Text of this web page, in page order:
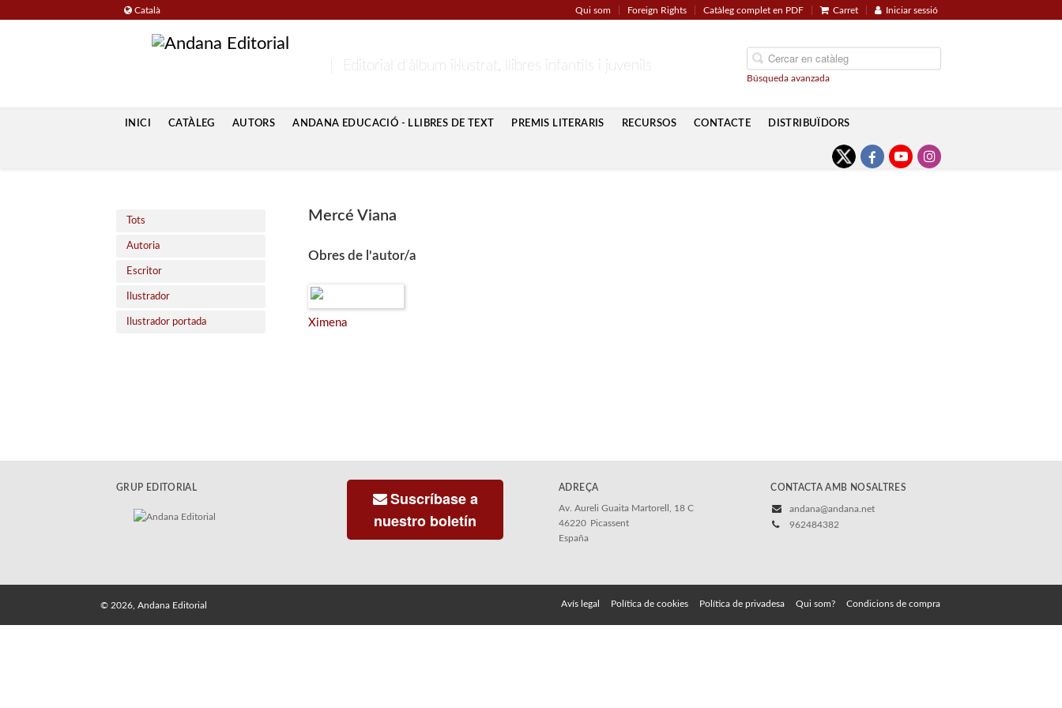
Català Qui som Foreign Rights Catàleg complet en PDF Carret Iniciar sessió
Editorial d'àlbum il·lustrat, llibres infantils i juvenils
Búsqueda avanzada
INICI CATÀLEG AUTORS ANDANA EDUCACIÓ - LLIBRES DE TEXT PREMIS LITERARIS RECURSOS CONTACTE DISTRIBUÏDORS
Tots
Autoria
Escritor
Ilustrador
Ilustrador portada
Mercé Viana
Obres de l'autor/a
Ximena
GRUP EDITORIAL
Suscríbase a
nuestro boletín
ADREÇA
Av. Aureli Guaita Martorell, 18 C
46220 Picassent
España
CONTACTA AMB NOSALTRES
andana@andana.net
962484382
© 2026, Andana Editorial Avís legal Política de cookies Política de privadesa Qui som? Condicions de compra